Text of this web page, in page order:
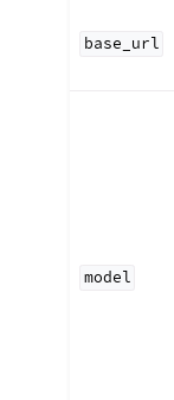
base_url
model